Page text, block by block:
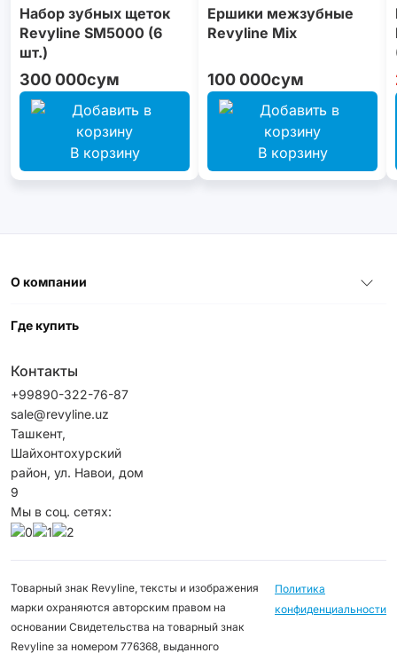
Набор зубных щеток
Revyline SM5000 (6
шт.)
300 000сум
В корзину
Ершики межзубные
Revyline Mix
100 000сум
В корзину
О компании
Где купить
Контакты
+99890-322-76-87
sale@revyline.uz
Ташкент,
Шайхонтохурский
район, ул. Навои, дом
9
Мы в соц. сетях:
Товарный знак Revyline, тексты и изображения
марки охраняются авторским правом на
основании Свидетельства на товарный знак
Revyline за номером 776368, выданного
Политика
конфиденциальности